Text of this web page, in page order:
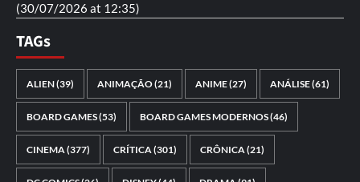
(30/07/2026 at 12:35)
TAGs
ALIEN(39) ANIMAÇÃO(21) ANIME(27) ANÁLISE(61)
BOARD GAMES(53) BOARD GAMES MODERNOS(46)
CINEMA(377) CRÍTICA(301) CRÔNICA(21)